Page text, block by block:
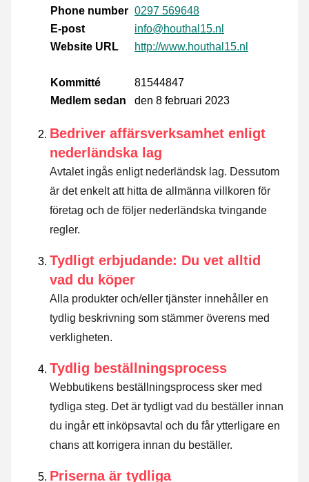
Phone number 0297 569648
E-post
info@houthal15.nl
Website URL
http://www.houthal15.nl
Kommitté
81544847
Medlem sedan
den 8 februari 2023
Bedriver affärsverksamhet enligt
nederländska lag
Avtalet ingås enligt nederländsk lag. Dessutom
är det enkelt att hitta de allmänna villkoren för
företag och de följer nederländska tvingande
regler.
Tydligt erbjudande: Du vet alltid
vad du köper
Alla produkter och/eller tjänster innehåller en
tydlig beskrivning som stämmer överens med
verkligheten.
Tydlig beställningsprocess
Webbutikens beställningsprocess sker med
tydliga steg. Det är tydligt vad du beställer innan
du ingår ett inköpsavtal och du får ytterligare en
chans att korrigera innan du beställer.
Priserna är tydliga